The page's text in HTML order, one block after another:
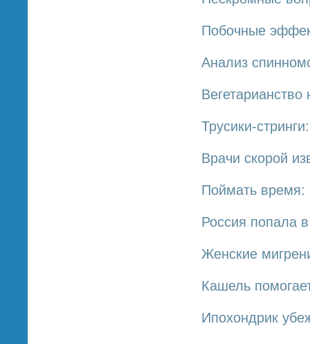
Побочные
Анализ
Трусики-
Врачи скорой
Поймать время:
Россия попала
Женские
Кашель
Ипохондрик